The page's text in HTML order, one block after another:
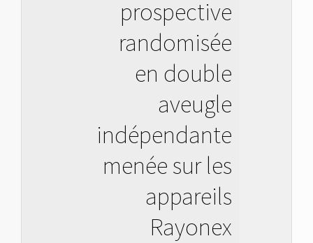
prospective
randomisée
en double
aveugle
indépendante
menée sur les
appareils
Rayonex